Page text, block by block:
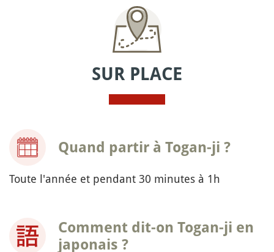
SUR PLACE
Quand partir à Togan-ji ?
Toute l'année et pendant 30 minutes à 1h
Comment dit-on Togan-ji en
japonais ?